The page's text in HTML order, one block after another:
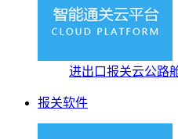
进出口报关云公路
报关软件